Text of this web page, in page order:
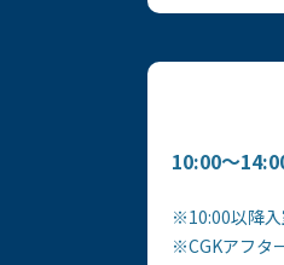
10:00～
※10:00以降
※CGKアフタ